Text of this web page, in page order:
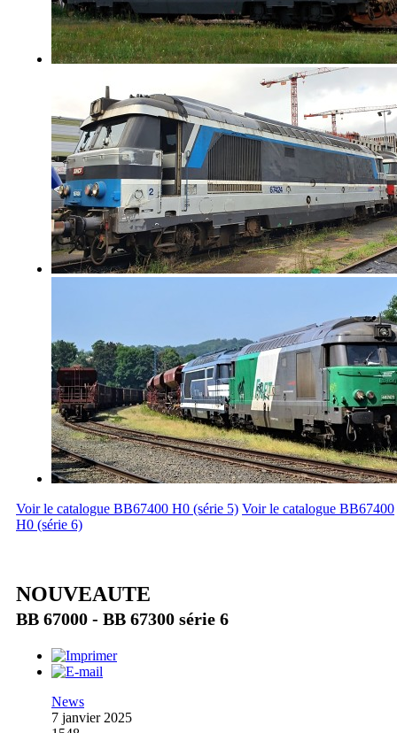
Voir le catalogue BB67400 H0 (série 5) Voir le catalogue BB67400
H0 (série 6)
NOUVEAUTE
BB 67000 - BB 67300 série 6
News
7 janvier 2025